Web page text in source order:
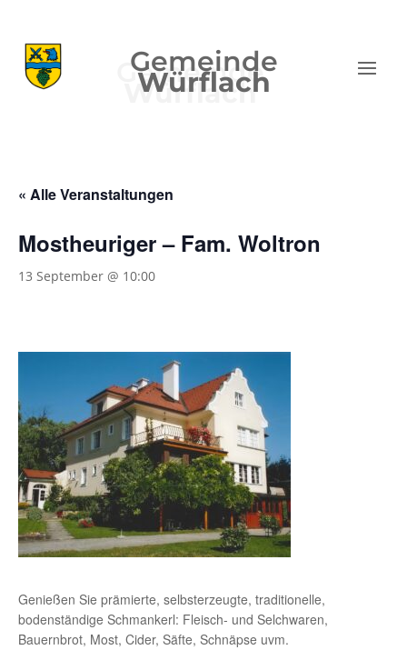
Gemeinde
Würflach
« Alle Veranstaltungen
Mostheuriger – Fam. Woltron
13 September @ 10:00
Genießen Sie prämierte, selbsterzeugte, traditionelle,
bodenständige Schmankerl: Fleisch- und Selchwaren,
Bauernbrot, Most, Cider, Säfte, Schnäpse uvm.